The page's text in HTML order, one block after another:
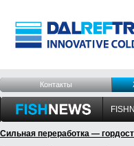
Контакты
Сильная переработка —